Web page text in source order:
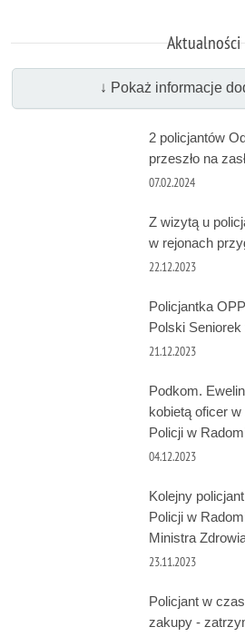
Aktualności
↓ Pokaż informacje
2 policjantów
przeszło na
07.02.2024
Z wizytą u
w rejonach
22.12.2023
Policjantka
Polski
21.12.2023
Podkom.
kobietą oficer
Policji w
04.12.2023
Kolejny
Policji w
Ministra
23.11.2023
Policjant w
zakupy -